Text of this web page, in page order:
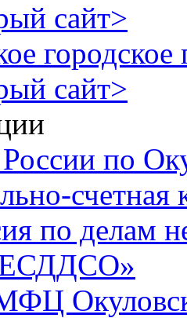
сайт>
городское
сайт>
по
счетная
по делам